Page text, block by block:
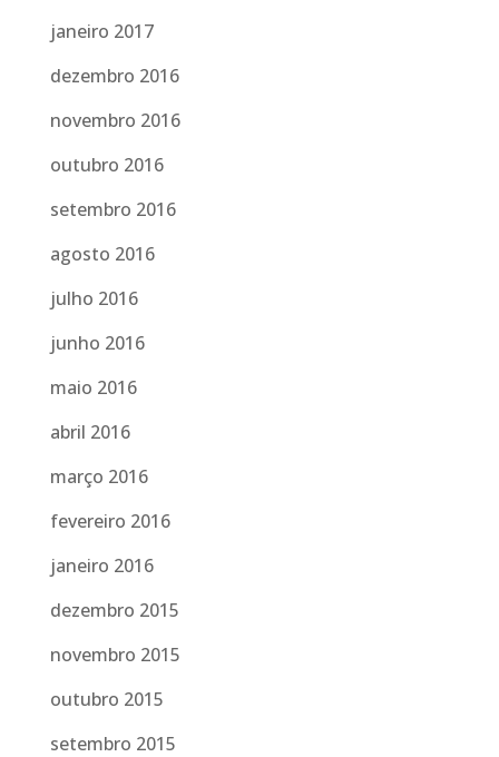
janeiro 2017
dezembro 2016
novembro 2016
outubro 2016
setembro 2016
agosto 2016
julho 2016
junho 2016
maio 2016
abril 2016
março 2016
fevereiro 2016
janeiro 2016
dezembro 2015
novembro 2015
outubro 2015
setembro 2015